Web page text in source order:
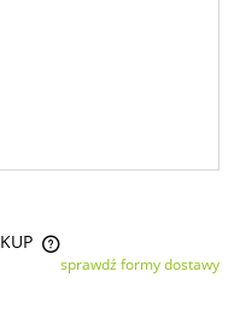
płatnościsprawdź formy dostawy